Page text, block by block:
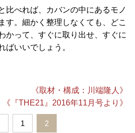
べれば、カバンの中にあるモノ
す。細かく整理しなくても、どこ
かって、すぐに取り出せ、すぐに
ばいいでしょう。
《取材・構成：川端隆人》
《『THE21』2016年11月号より》
1 2